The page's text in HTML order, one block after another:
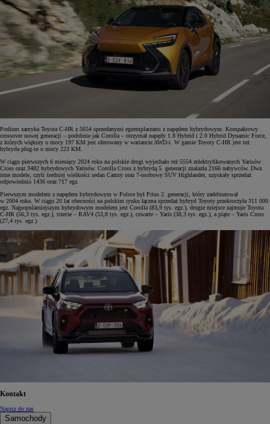
Podium zamyka Toyota C-HR z 5654 sprzedanymi egzemplarzami z napędem hybrydowym. Kompaktowy
crossover nowej generacji – podobnie jak Corolla – otrzymał napędy 1.8 Hybrid i 2.0 Hybrid Dynamic Force,
z których większy o mocy 197 KM jest oferowany w wariancie AWD-i. W gamie Toyoty C-HR jest też
hybryda plug-in o mocy 223 KM.
W ciągu pierwszych 6 miesięcy 2024 roku na polskie drogi wyjechało też 5554 zelektryfikowanych Yarisów
Cross oraz 3482 hybrydowych Yarisów. Corolla Cross z hybrydą 5. generacji znalazła 2166 nabywców. Dwa
inne modele, czyli średniej wielkości sedan Camry oraz 7-osobowy SUV Highlander, uzyskały sprzedaż
odpowiednio 1436 oraz 717 egz.
Pierwszym modelem z napędem hybrydowym w Polsce był Prius 2. generacji, który zadebiutował
w 2004 roku. W ciągu 20 lat obecności na polskim rynku łączna sprzedaż hybryd Toyoty przekroczyła 311 000
egz. Najpopularniejszym hybrydowym modelem jest Corolla (83,9 tys. egz.), drugie miejsce zajmuje Toyota
C-HR (56,3 tys. egz.), trzecie – RAV4 (53,8 tys. egz.), czwarte – Yaris (38,3 tys. egz.), a piąte – Yaris Cross
(27,4 tys. egz.).
Kontakt
Napisz do nas
Samochody